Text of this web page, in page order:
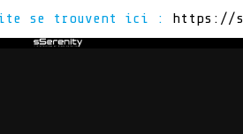
se trouvent ici : https://
ACTUS